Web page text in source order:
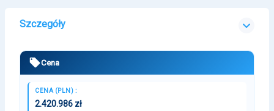
Szczegóły
Cena
CENA (PLN) :
2.420.986 zł